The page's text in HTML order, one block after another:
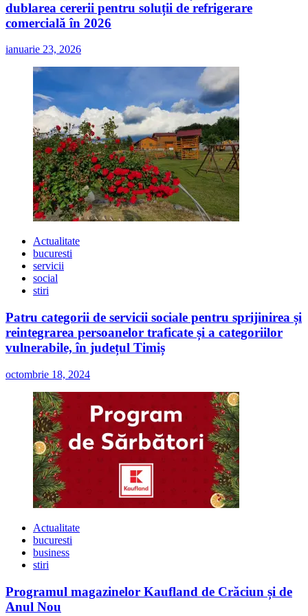
dublarea cererii pentru soluții de refrigerare
comercială în 2026
ianuarie 23, 2026
Actualitate
bucuresti
servicii
social
stiri
Patru categorii de servicii sociale pentru sprijinirea și
reintegrarea persoanelor traficate și a categoriilor
vulnerabile, în județul Timiș
octombrie 18, 2024
Actualitate
bucuresti
business
stiri
Programul magazinelor Kaufland de Crăciun și de
Anul Nou